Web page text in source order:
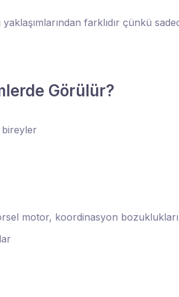
farklıdır çünkü
Görülür?
motor, koordinasyon